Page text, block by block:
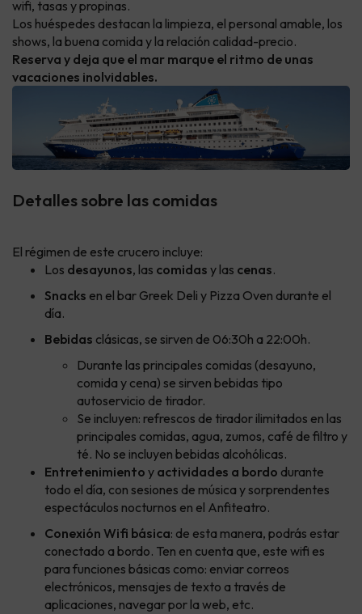
wifi, tasas y propinas.
Los huéspedes destacan la limpieza, el personal amable, los
shows, la buena comida y la relación calidad-precio.
Reserva y deja que el mar marque el ritmo de unas
vacaciones inolvidables.
Detalles sobre las comidas
El régimen de este crucero incluye:
Los desayunos, las comidas y las cenas.
Snacks en el bar Greek Deli y Pizza Oven durante el
día.
Bebidas clásicas, se sirven de 06:30h a 22:00h.
Durante las principales comidas (desayuno,
comida y cena) se sirven bebidas tipo
autoservicio de tirador.
Se incluyen: refrescos de tirador ilimitados en las
principales comidas, agua, zumos, café de filtro y
té. No se incluyen bebidas alcohólicas.
Entretenimiento y actividades a bordo durante
todo el día, con sesiones de música y sorprendentes
espectáculos nocturnos en el Anfiteatro.
Conexión Wifi básica: de esta manera, podrás estar
conectado a bordo. Ten en cuenta que, este wifi es
para funciones básicas como: enviar correos
electrónicos, mensajes de texto a través de
aplicaciones, navegar por la web, etc.